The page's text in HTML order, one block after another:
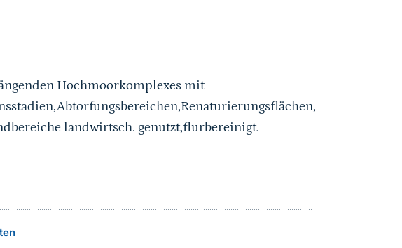
Hochmoorkomplexes mit
landwirtsch. genutzt,flurbereinigt.